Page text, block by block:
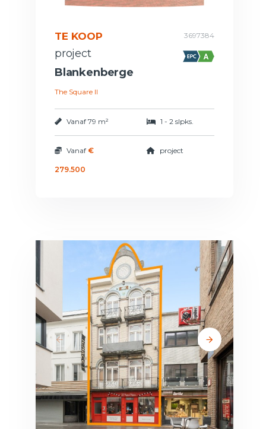
TE KOOP 3697384
project
Blankenberge
The Square II
Vanaf 79 m² 1 - 2 slpks.
Vanaf €
279.500
project